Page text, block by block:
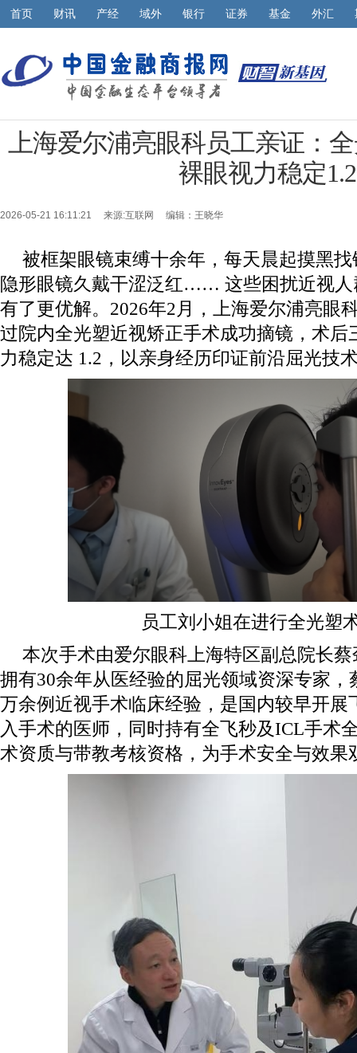
首页 财讯 产经 域外 银行 证券 基金 外汇
上海爱尔浦亮眼科员工亲证：
裸眼视力稳定1.2
2026-05-21 16:11:21 来源:互联网 编辑：王晓华
被框架眼镜束缚十余年，每天晨起摸黑
隐形眼镜久戴干涩泛红…… 这些困扰近视人
有了更优解。2026年2月，上海爱尔浦亮眼
过院内全光塑近视矫正手术成功摘镜，术后
力稳定达 1.2，以亲身经历印证前沿屈光技
员工刘小姐在进行全光塑
本次手术由爱尔眼科上海特区副总院长
拥有30余年从医经验的屈光领域资深专家，
万余例近视手术临床经验，是国内较早开展
入手术的医师，同时持有全飞秒及ICL手术
术资质与带教考核资格，为手术安全与效果